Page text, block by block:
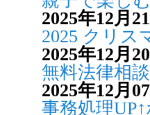
2025年12月
2025 クリス
2025年12月
無料法律相談
2025年12月
事務処理